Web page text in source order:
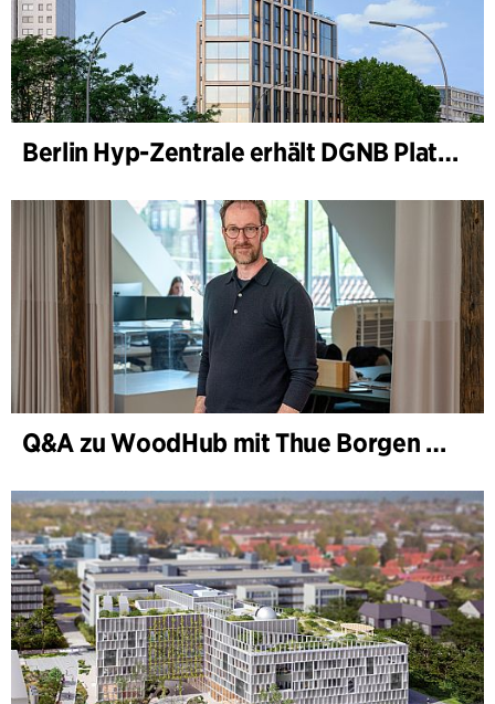
Berlin Hyp-Zentrale erhält DGNB Platin und Diamant für klimafreundliche Architektur auf höchstem Niveau
Q&A zu WoodHub mit Thue Borgen Hasløv